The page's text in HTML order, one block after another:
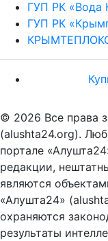
ГУП РК «Вода
ГУП РК
© 2026 Все права
(alushta24.org).
портале
редакции,
являются
«Алушта24»
охраняются
результаты